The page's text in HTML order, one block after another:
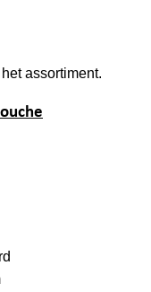
assortiment.